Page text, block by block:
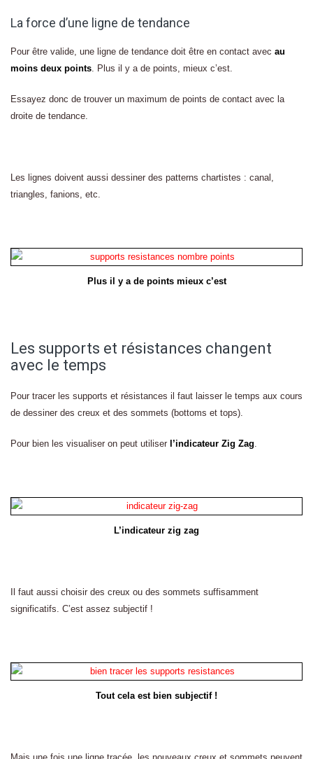
La force d’une ligne de tendance
Pour être valide, une ligne de tendance doit être en contact avec au
moins deux points. Plus il y a de points, mieux c’est.
Essayez donc de trouver un maximum de points de contact avec la
droite de tendance.
Les lignes doivent aussi dessiner des patterns chartistes : canal,
triangles, fanions, etc.
Plus il y a de points mieux c’est
Les supports et résistances changent
avec le temps
Pour tracer les supports et résistances il faut laisser le temps aux cours
de dessiner des creux et des sommets (bottoms et tops).
Pour bien les visualiser on peut utiliser l’indicateur Zig Zag.
L’indicateur zig zag
Il faut aussi choisir des creux ou des sommets suffisamment
significatifs. C’est assez subjectif !
Tout cela est bien subjectif !